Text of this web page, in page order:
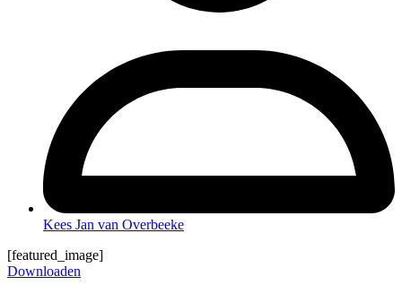
Kees Jan van Overbeeke
[featured_image]
Downloaden